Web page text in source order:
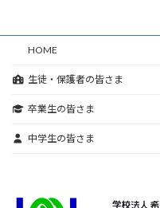
HOME
生徒・保護者の皆さま
卒業生の皆さま
中学生の皆さま